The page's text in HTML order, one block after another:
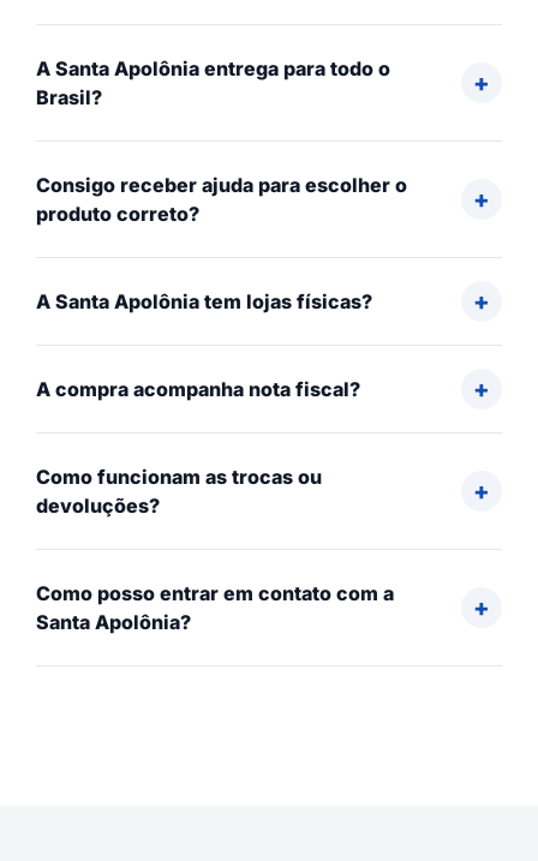
A Santa Apolônia entrega para todo o
Brasil?
Consigo receber ajuda para escolher o
produto correto?
A Santa Apolônia tem lojas físicas?
A compra acompanha nota fiscal?
Como funcionam as trocas ou
devoluções?
Como posso entrar em contato com a
Santa Apolônia?